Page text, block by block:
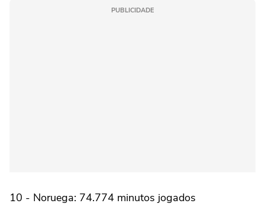
PUBLICIDADE
10 - Noruega: 74.774 minutos jogados